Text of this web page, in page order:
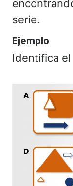
serie.
Ejemplo
Identifica